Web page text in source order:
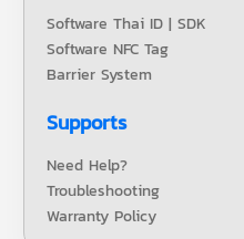
Software Thai ID | SDK
Software NFC Tag
Barrier System
Supports
Need Help?
Troubleshooting
Warranty Policy